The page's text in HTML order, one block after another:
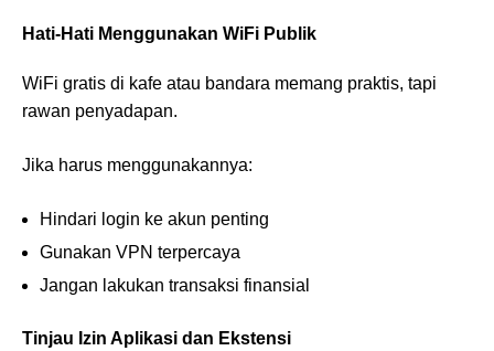
Hati-Hati Menggunakan WiFi Publik
WiFi gratis di kafe atau bandara memang praktis, tapi
rawan penyadapan.
Jika harus menggunakannya:
Hindari login ke akun penting
Gunakan VPN terpercaya
Jangan lakukan transaksi finansial
Tinjau Izin Aplikasi dan Ekstensi